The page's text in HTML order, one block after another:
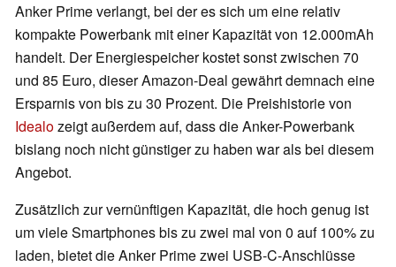
Anker Prime verlangt, bei der es sich um eine relativ
kompakte Powerbank mit einer Kapazität von 12.000mAh
handelt. Der Energiespeicher kostet sonst zwischen 70
und 85 Euro, dieser Amazon-Deal gewährt demnach eine
Ersparnis von bis zu 30 Prozent. Die Preishistorie von
Idealozeigt außerdem auf, dass die Anker-Powerbank
bislang noch nicht günstiger zu haben war als bei diesem
Angebot.
Zusätzlich zur vernünftigen Kapazität, die hoch genug ist
um viele Smartphones bis zu zwei mal von 0 auf 100% zu
laden, bietet die Anker Prime zwei USB-C-Anschlüsse